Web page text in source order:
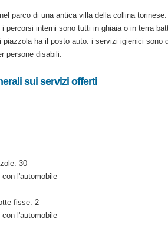
parco di una antica villa della collina
percorsi interni sono tutti in ghiaia o in terra
piazzola ha il posto auto. i servizi igienici sono
persone disabili.
sui servizi offerti
30
l'automobile
fisse: 2
l'automobile